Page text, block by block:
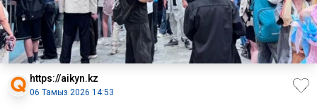
https://aikyn.kz
06 Тамыз 2026 14:53